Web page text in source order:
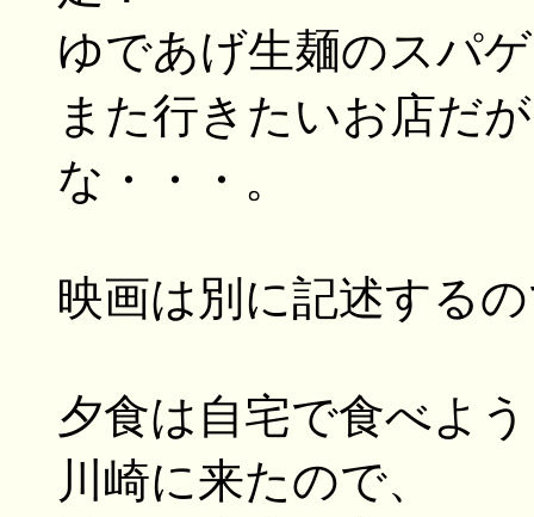
ゆであげ生麺のスパ
また行きたいお店だ
な・・・。
映画は別に記述する
夕食は自宅で食べよ
川崎に来たので、